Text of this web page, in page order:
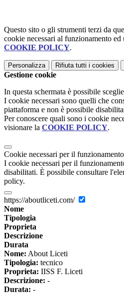
Questo sito o gli strumenti terzi da
cookie necessari al funzionamento
COOKIE POLICY.
Personalizza Rifiuta tutti i cookies
Gestione cookie
In questa schermata è possibile
I cookie necessari sono quelli che
piattaforma e non è possibile
Per conoscere quali sono i cookie
visionare la COOKIE POLICY.
Cookie necessari per il funzionamento
I cookie necessari per il
disabilitati. È possibile consultare
policy.
https://aboutliceti.com/
Nome
Tipologia
Proprieta
Descrizione
Durata
Nome: About Liceti
Tipologia: tecnico
Proprieta: IISS F. Liceti
Descrizione: -
Durata: -